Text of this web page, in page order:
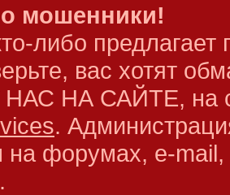
мошенники!
либо
вас хотят
НА САЙТЕ, на
.
на форумах, e-mail,